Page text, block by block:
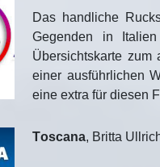
Das handliche
Gegenden in
Übersichtskarte
einer ausführlichen
eine extra für diesen
Toscana, Britta